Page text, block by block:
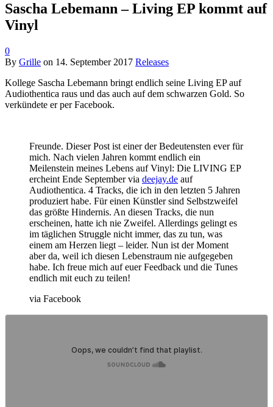
Sascha Lebemann – Living EP kommt auf
Vinyl
0
By Grille on 14. September 2017 Releases
Kollege Sascha Lebemann bringt endlich seine Living EP auf
Audiothentica raus und das auch auf dem schwarzen Gold. So
verkündete er per Facebook.
Freunde. Dieser Post ist einer der Bedeutensten ever für
mich. Nach vielen Jahren kommt endlich ein
Meilenstein meines Lebens auf Vinyl: Die LIVING EP
ercheint Ende September via deejay.de auf
Audiothentica. 4 Tracks, die ich in den letzten 5 Jahren
produziert habe. Für einen Künstler sind Selbstzweifel
das größte Hindernis. An diesen Tracks, die nun
erscheinen, hatte ich nie Zweifel. Allerdings gelingt es
im täglichen Struggle nicht immer, das zu tun, was
einem am Herzen liegt – leider. Nun ist der Moment
aber da, weil ich diesen Lebenstraum nie aufgegeben
habe. Ich freue mich auf euer Feedback und die Tunes
endlich mit euch zu teilen!
via Facebook